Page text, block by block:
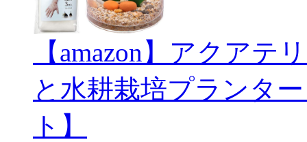
【amazon】アクアテ
と水耕栽培プランタ
ト】